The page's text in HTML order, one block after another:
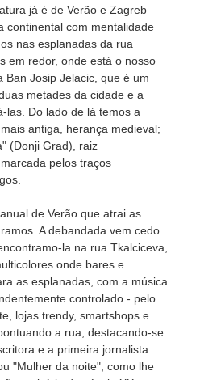
já é de Verão e Zagreb
continental com mentalidade
nas esplanadas da rua
em redor, onde está o nosso
Ban Josip Jelacic, que é um
metades da cidade e a
las. Do lado de lá temos a
antiga, herança medieval;
(Donji Grad), raiz
pelos traços
de Verão que atrai as
A debandada vem cedo
la na rua Tkalciceva,
onde bares e
as esplanadas, com a música
controlado - pelo
lojas trendy, smartshops e
a rua, destacando-se
e a primeira jornalista
"Mulher da noite", como lhe